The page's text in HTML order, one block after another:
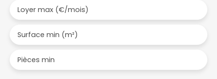
Loyer max (€/mois)
Surface min (m²)
Pièces min